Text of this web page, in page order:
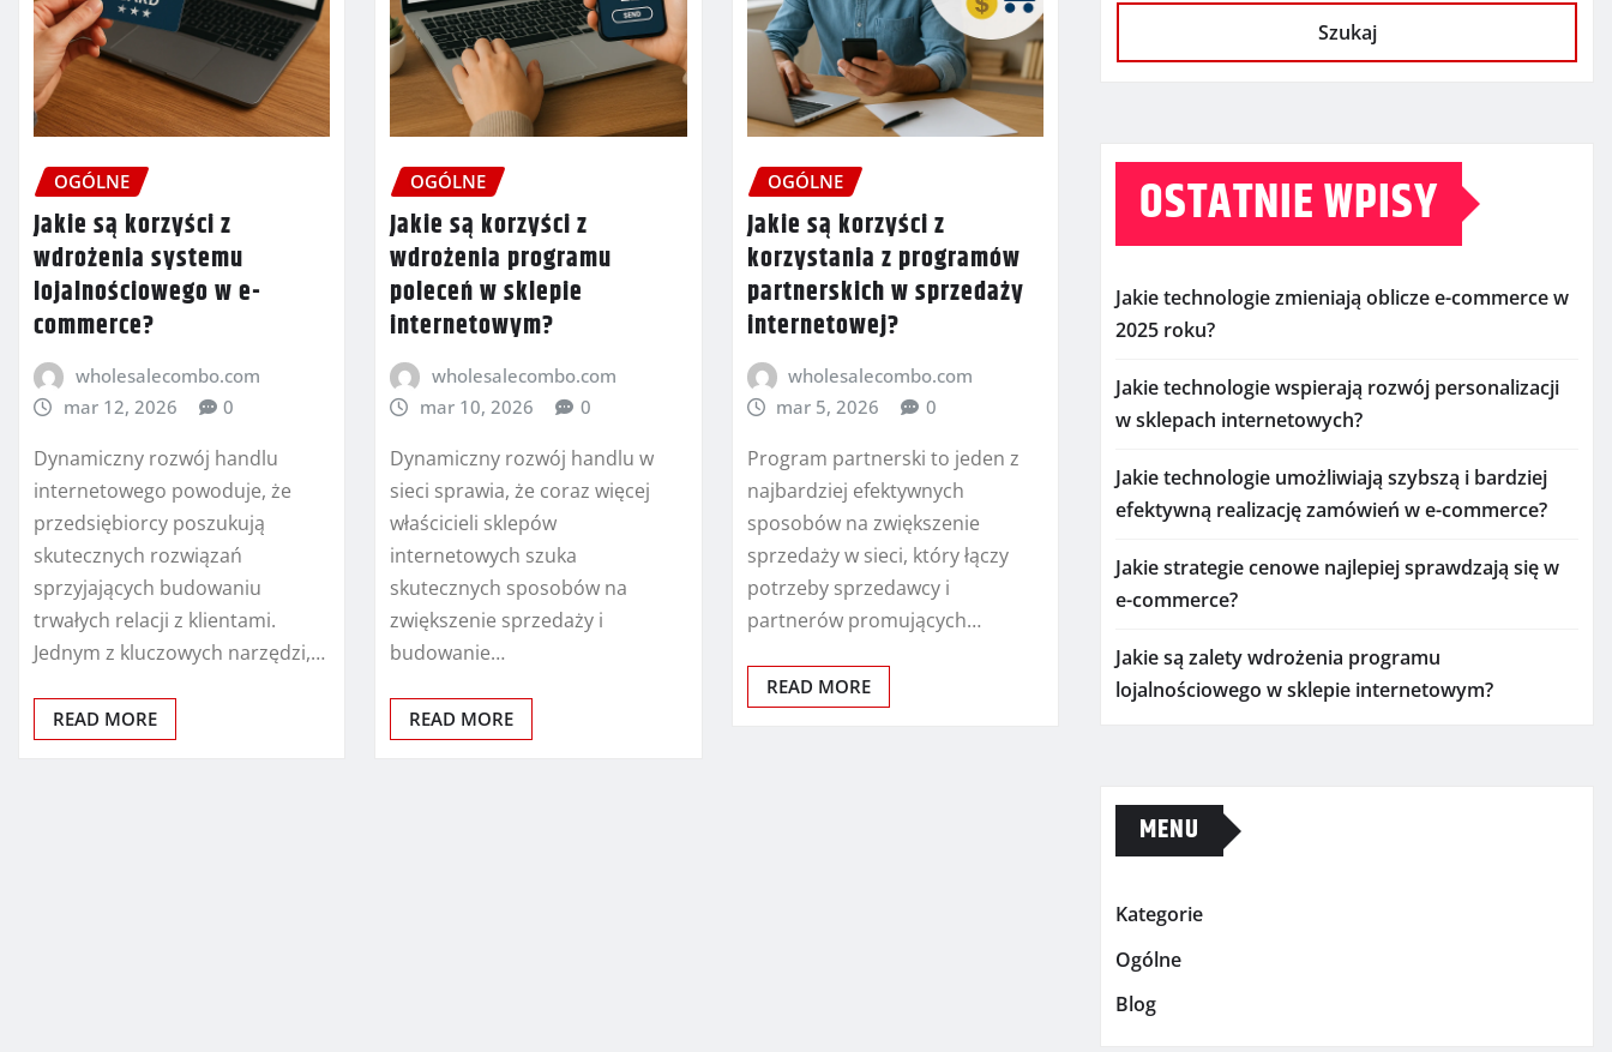
OGÓLNE
Jakie są korzyści z
wdrożenia systemu
lojalnościowego w e-
commerce?
wholesalecombo.com
mar 12, 2026
0
Dynamiczny rozwój handlu
internetowego powoduje, że
przedsiębiorcy poszukują
skutecznych rozwiązań
sprzyjających budowaniu
trwałych relacji z klientami.
Jednym z kluczowych narzędzi,…
READ MORE
OGÓLNE
Jakie są korzyści z
wdrożenia programu
poleceń w sklepie
internetowym?
wholesalecombo.com
mar 10, 2026
0
Dynamiczny rozwój handlu w
sieci sprawia, że coraz więcej
właścicieli sklepów
internetowych szuka
skutecznych sposobów na
zwiększenie sprzedaży i
budowanie…
READ MORE
OGÓLNE
Jakie są korzyści z
korzystania z programów
partnerskich w sprzedaży
internetowej?
wholesalecombo.com
mar 5, 2026
0
Program partnerski to jeden z
najbardziej efektywnych
sposobów na zwiększenie
sprzedaży w sieci, który łączy
potrzeby sprzedawcy i
partnerów promujących…
READ MORE
Szukaj
OSTATNIE WPISY
Jakie technologie zmieniają oblicze e-commerce w
2025 roku?
Jakie technologie wspierają rozwój personalizacji
w sklepach internetowych?
Jakie technologie umożliwiają szybszą i bardziej
efektywną realizację zamówień w e-commerce?
Jakie strategie cenowe najlepiej sprawdzają się w
e-commerce?
Jakie są zalety wdrożenia programu
lojalnościowego w sklepie internetowym?
MENU
Kategorie
Ogólne
Blog